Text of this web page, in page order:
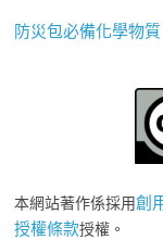
防災包必備化學物質
本網站著作係採用創
授權條款授權。